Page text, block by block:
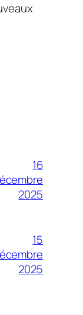
16
2025
15
2025